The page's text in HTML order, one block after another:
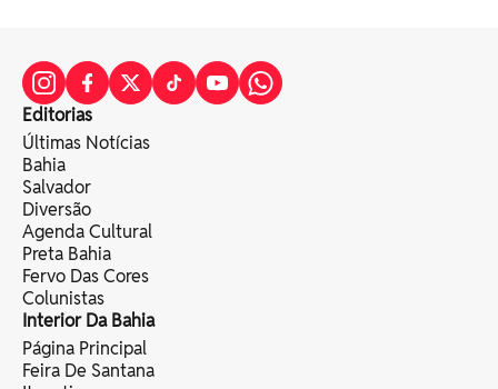
Editorias
Últimas Notícias
Bahia
Salvador
Diversão
Agenda Cultural
Preta Bahia
Fervo Das Cores
Colunistas
Interior Da Bahia
Página Principal
Feira De Santana